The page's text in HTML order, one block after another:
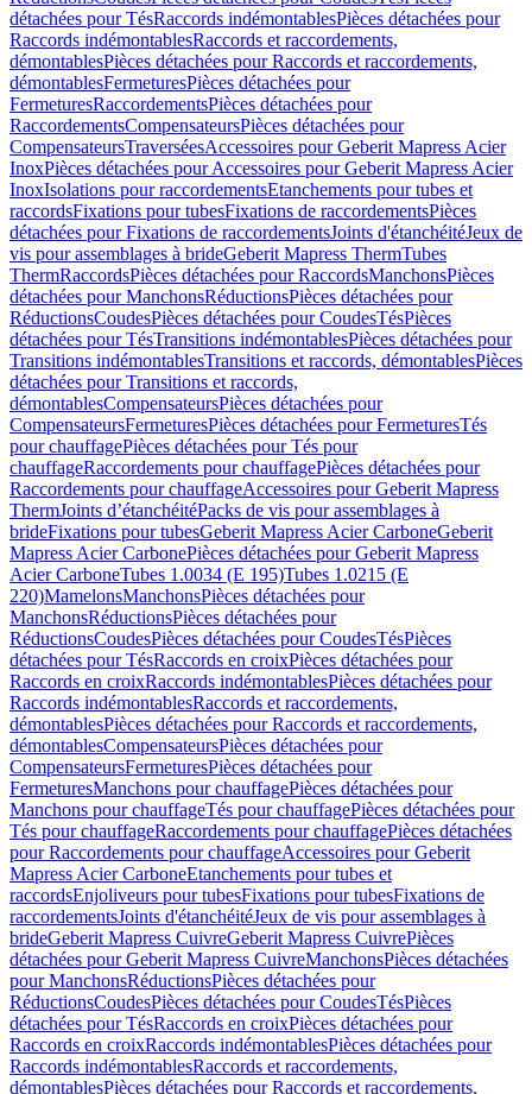
détachées pour TésRaccords indémontablesPièces détachées pour
Raccords indémontablesRaccords et raccordements,
démontablesPièces détachées pour Raccords et raccordements,
démontablesFermeturesPièces détachées pour
FermeturesRaccordementsPièces détachées pour
RaccordementsCompensateursPièces détachées pour
CompensateursTraverséesAccessoires pour Geberit Mapress Acier
InoxPièces détachées pour Accessoires pour Geberit Mapress Acier
InoxIsolations pour raccordementsEtanchements pour tubes et
raccordsFixations pour tubesFixations de raccordementsPièces
détachées pour Fixations de raccordementsJoints d'étanchéitéJeux de
vis pour assemblages à brideGeberit Mapress ThermTubes
ThermRaccordsPièces détachées pour RaccordsManchonsPièces
détachées pour ManchonsRéductionsPièces détachées pour
RéductionsCoudesPièces détachées pour CoudesTésPièces
détachées pour TésTransitions indémontablesPièces détachées pour
Transitions indémontablesTransitions et raccords, démontablesPièces
détachées pour Transitions et raccords,
démontablesCompensateursPièces détachées pour
CompensateursFermeturesPièces détachées pour FermeturesTés
pour chauffagePièces détachées pour Tés pour
chauffageRaccordements pour chauffagePièces détachées pour
Raccordements pour chauffageAccessoires pour Geberit Mapress
ThermJoints d’étanchéitéPacks de vis pour assemblages à
brideFixations pour tubesGeberit Mapress Acier CarboneGeberit
Mapress Acier CarbonePièces détachées pour Geberit Mapress
Acier CarboneTubes 1.0034 (E 195)Tubes 1.0215 (E
220)MamelonsManchonsPièces détachées pour
ManchonsRéductionsPièces détachées pour
RéductionsCoudesPièces détachées pour CoudesTésPièces
détachées pour TésRaccords en croixPièces détachées pour
Raccords en croixRaccords indémontablesPièces détachées pour
Raccords indémontablesRaccords et raccordements,
démontablesPièces détachées pour Raccords et raccordements,
démontablesCompensateursPièces détachées pour
CompensateursFermeturesPièces détachées pour
FermeturesManchons pour chauffagePièces détachées pour
Manchons pour chauffageTés pour chauffagePièces détachées pour
Tés pour chauffageRaccordements pour chauffagePièces détachées
pour Raccordements pour chauffageAccessoires pour Geberit
Mapress Acier CarboneEtanchements pour tubes et
raccordsEnjoliveurs pour tubesFixations pour tubesFixations de
raccordementsJoints d'étanchéitéJeux de vis pour assemblages à
brideGeberit Mapress CuivreGeberit Mapress CuivrePièces
détachées pour Geberit Mapress CuivreManchonsPièces détachées
pour ManchonsRéductionsPièces détachées pour
RéductionsCoudesPièces détachées pour CoudesTésPièces
détachées pour TésRaccords en croixPièces détachées pour
Raccords en croixRaccords indémontablesPièces détachées pour
Raccords indémontablesRaccords et raccordements,
démontablesPièces détachées pour Raccords et raccordements,